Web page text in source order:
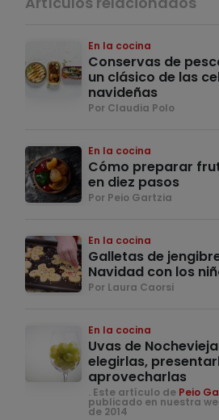
En la cocina
Conservas de
un clásico de las
navideñas
Por Claudia Polo
En la cocina
Cómo preparar
en diez pasos
Por Peio Gartzia
En la cocina
Galletas de
Navidad con los
Por Laura Caorsi
En la cocina
Uvas de
elegirlas,
aprovecharlas
. Este artículo de Peio
publicado en nuestra
de 2014